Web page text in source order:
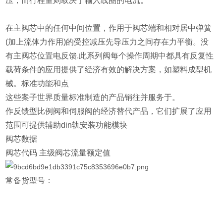
在主阀芯中的任何中间位置，作用于阀芯端和相对居中弹簧
(加上流体力作用)的受控减压先导压力之间存在力平衡。没
有主阀芯位置电反馈.此系列阀每个操作周期中都具有反复性
载荷条件的应用提供了经济有效的解决方案，如塑料成型机
械。标准功能和点
这些案子世界质量标准制造的产品销往并服务于。
作反馈型比例阀和伺服阀的经济替代产品，它们扩展了应用
范围可提供辅助din轨安装功能模块
阀芯数据
阀芯代码 主级阀芯流量额定值
常备货型号：